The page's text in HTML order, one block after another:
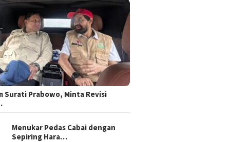
Surati Prabowo, Minta Revisi
Menukar Pedas Cabai dengan
Sepiring Hara…